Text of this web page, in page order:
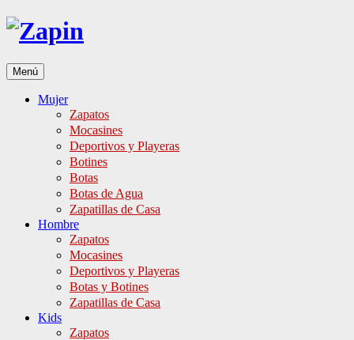
Ir
Menú
Mujer
Zapatos
Mocasines
Deportivos y Playeras
Botines
Botas
Botas de Agua
Zapatillas de Casa
Hombre
Zapatos
Mocasines
Deportivos y Playeras
Botas y Botines
Zapatillas de Casa
Kids
Zapatos